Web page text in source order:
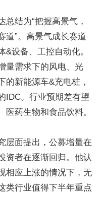
结为“把握高景气，
道”。高景气成长赛道
设备、工控自动化。
量需求下的风电、光
的新能源车&充电桩，
IDC。行业预期差有望
药生物和食品饮料。
层面提出，公募增量在
资者在逐渐回归。他认
相应上涨的情况下，无
类行业值得下半年重点